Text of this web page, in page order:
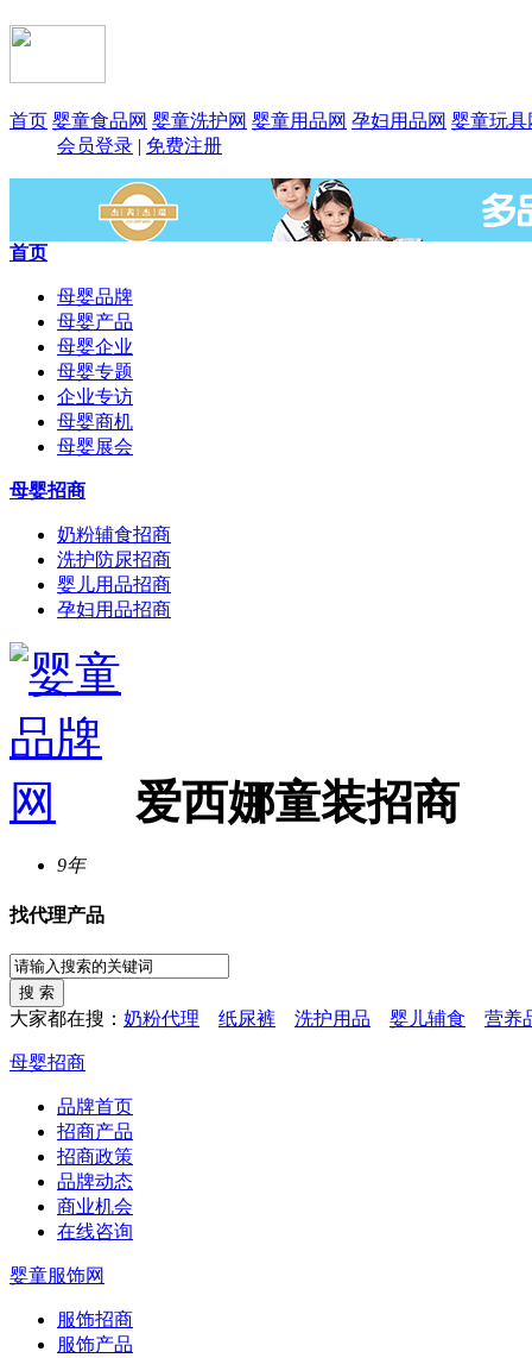
首页 婴童食品网 婴童洗护网 婴童用品网 孕妇用品网 婴童玩具
会员登录 | 免费注册
首页
母婴品牌
母婴产品
母婴企业
母婴专题
企业专访
母婴商机
母婴展会
母婴招商
奶粉辅食招商
洗护防尿招商
婴儿用品招商
孕妇用品招商
爱西娜童装招商
9年
找代理产品
大家都在搜： 奶粉代理 纸尿裤 洗护用品 婴儿辅食 营养
母婴招商
品牌首页
招商产品
招商政策
品牌动态
商业机会
在线咨询
婴童服饰网
服饰招商
服饰产品